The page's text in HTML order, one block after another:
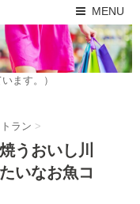
MENU
ます。）
ラン >
うおいし川
いなお魚コ